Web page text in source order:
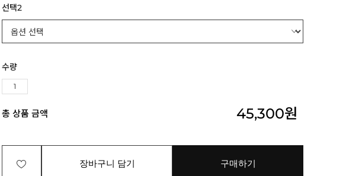
선택2
수량
총 상품 금액 45,300원
장바구니 담기 구매하기